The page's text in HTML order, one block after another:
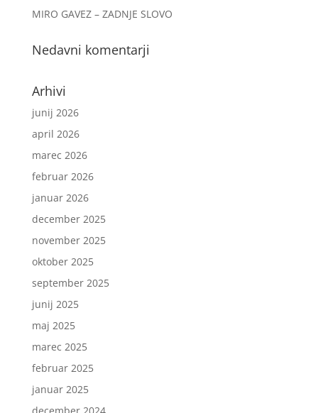
MIRO GAVEZ – ZADNJE SLOVO
Nedavni komentarji
Arhivi
junij 2026
april 2026
marec 2026
februar 2026
januar 2026
december 2025
november 2025
oktober 2025
september 2025
junij 2025
maj 2025
marec 2025
februar 2025
januar 2025